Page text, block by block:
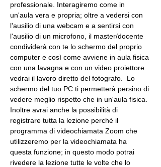
professionale. Interagiremo come in
un'aula vera e propria; oltre a vedersi con
l'ausilio di una webcam e a sentirsi con
l'ausilio di un microfono, il master/docente
condividerà con te lo schermo del proprio
computer e così come avviene in aula fisica
con una lavagna e con un video proiettore
vedrai il lavoro diretto del fotografo.  Lo
schermo del tuo PC ti permetterà persino di
vedere meglio rispetto che in un'aula fisica.
Inoltre avrai anche la possibilità di
registrare tutta la lezione perché il
programma di videochiamata Zoom che
utilizzeremo per la videochiamata ha
questa funzione; in questo modo potrai
rivedere la lezione tutte le volte che lo